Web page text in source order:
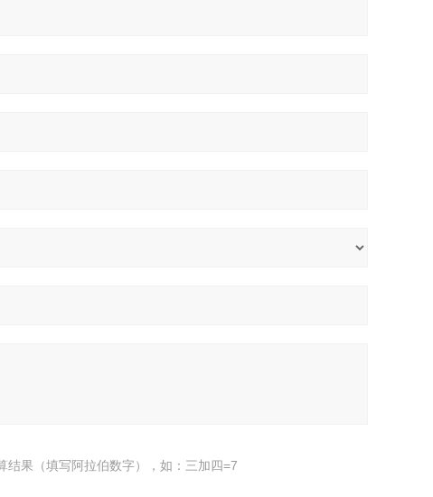
结果（填写阿拉伯数字），如：三加四=7